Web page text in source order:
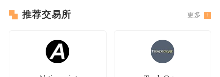
推荐交易所 更多